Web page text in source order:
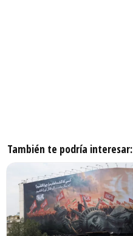
También te podría interesar: